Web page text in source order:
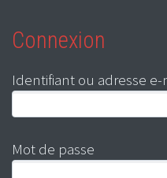
Connexion
Identifiant ou adresse e-
Mot de passe